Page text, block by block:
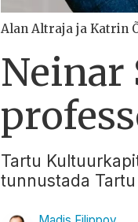
Alan Altraja ja Katrin
Neinar
Tartu
tunnustada